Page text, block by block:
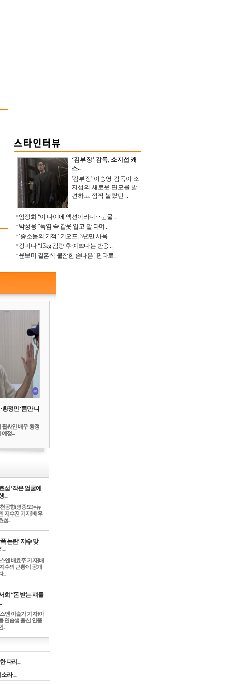
‘김부장’ 감독, 소지섭 캐
스..
'김부장' 이승영 감독이 소
지섭의 새로운 면모를 발
견하고 깜짝 놀랐던 ..
엄정화 “이 나이에 액션이라니‥눈물 ..
박성웅 “폭염 속 갑옷 입고 말 타며 ..
‘중소돌의 기적’ 키오프, 3년만 사옥..
강미나 “13kg 감량 후 예쁘다는 반응 ..
윤보미 결혼식 불참한 손나은 “판다로..
정민 ‘틈만 나
싸인 배우 황정
정...
섭 ‘작은 얼굴에
...
공항(영종도)=뉴
지수진 기자]배우
섭..
논란’ 지수 맞
...
엔 배효주 기자]배
수의 근황이 공개
...
희 “돈 받는 쟤를
엔 이슬기 기자]아
연습생 출신 인플
..
다리...
라 ...